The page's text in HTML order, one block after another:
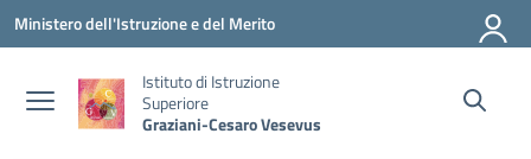
Vai ai contenuti
Vai al menu di navigazione
Vai al footer
Ministero dell'Istruzione e del Merito
Istituto di Istruzione
Superiore
Graziani-Cesaro Vesevus